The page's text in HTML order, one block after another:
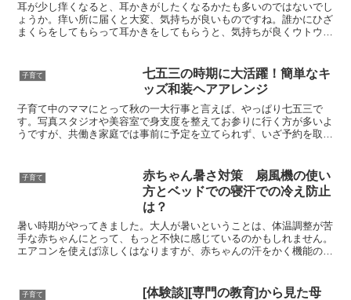
耳が少し痒くなると、耳かきがしたくなるかたも多いのではないでし
ょうか。痒い所に届くと大変、気持ちが良いものですね。誰かにひざ
まくらをしてもらって耳かきをしてもらうと、気持ちが良くウトウト
子育て
七五三の時期に大活躍！簡単なキ
ッズ和装ヘアアレンジ
子育て中のママにとって秋の一大行事と言えば、やっぱり七五三で
す。写真スタジオや美容室で身支度を整えてお参りに行く方が多いよ
うですが、共働き家庭では事前に予定を立てられず、いざ予約を取ろ
子育て
赤ちゃん暑さ対策 扇風機の使い
方とベッドでの寝汗での冷え防止
は？
暑い時期がやってきました。大人が暑いということは、体温調整が苦
手な赤ちゃんにとって、もっと不快に感じているのかもしれません。
エアコンを使えば涼しくはなりますが、赤ちゃんの汗をかく機能の成
子育て
[体験談][専門の教育]から見た母